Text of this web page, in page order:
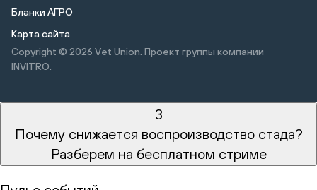
Бланки АГРО
Карта сайта
Copyright © 2026 Vet Union. Проект группы компании
INVITRO.
3
Почему снижается воспроизводство стада?
Разберем на бесплатном стриме